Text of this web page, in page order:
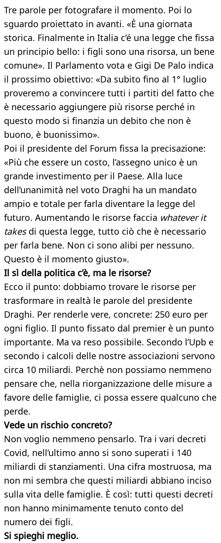
Tre parole per fotografare il momento. Poi lo
sguardo proiettato in avanti. «È una giornata
storica. Finalmente in Italia c’é una legge che fissa
un principio bello: i figli sono una risorsa, un bene
comune». Il Parlamento vota e Gigi De Palo indica
il prossimo obiettivo: «Da subito fino al 1° luglio
proveremo a convincere tutti i partiti del fatto che
è necessario aggiungere più risorse perché in
questo modo si finanzia un debito che non è
buono, è buonissimo».
Poi il presidente del Forum fissa la precisazione:
«Più che essere un costo, l’assegno unico è un
grande investimento per il Paese. Alla luce
dell’unanimità nel voto Draghi ha un mandato
ampio e totale per farla diventare la legge del
futuro. Aumentando le risorse faccia whatever it
takesdi questa legge, tutto ciò che è necessario
per farla bene. Non ci sono alibi per nessuno.
Questo è il momento giusto».
Il sì della politica c’è, ma le risorse?
Ecco il punto: dobbiamo trovare le risorse per
trasformare in realtà le parole del presidente
Draghi. Per renderle vere, concrete: 250 euro per
ogni figlio. Il punto fissato dal premier è un punto
importante. Ma va reso possibile. Secondo l’Upb e
secondo i calcoli delle nostre associazioni servono
circa 10 miliardi. Perchè non possiamo nemmeno
pensare che, nella riorganizzazione delle misure a
favore delle famiglie, ci possa essere qualcuno che
perde.
Vede un rischio concreto?
Non voglio nemmeno pensarlo. Tra i vari decreti
Covid, nell’ultimo anno si sono superati i 140
miliardi di stanziamenti. Una cifra mostruosa, ma
non mi sembra che questi miliardi abbiano inciso
sulla vita delle famiglie. È così: tutti questi decreti
non hanno minimamente tenuto conto del
numero dei figli.
Si spieghi meglio.